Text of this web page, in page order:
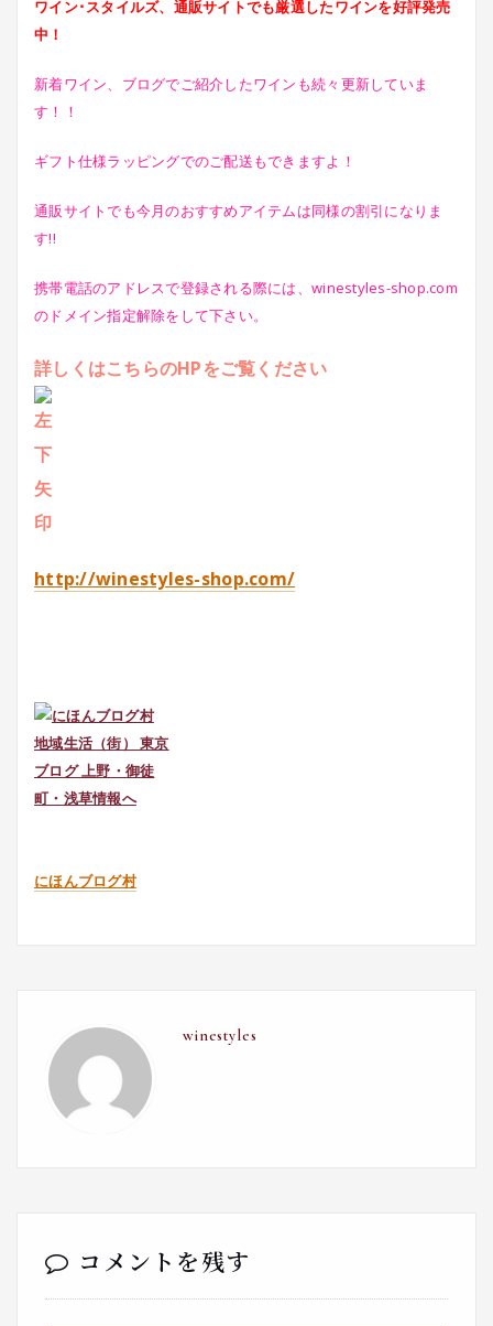
ワイン･スタイルズ、通販サイトでも厳選したワインを好評発売
中！
新着ワイン、ブログでご紹介したワインも続々更新していま
す！！
ギフト仕様ラッピングでのご配送もできますよ！
通販サイトでも今月のおすすめアイテムは同様の割引になりま
す!!
携帯電話のアドレスで登録される際には、winestyles-shop.com
のドメイン指定解除をして下さい。
詳しくはこちらのHPをご覧ください
http://winestyles-shop.com/
にほんブログ村
winestyles
コメントを残す